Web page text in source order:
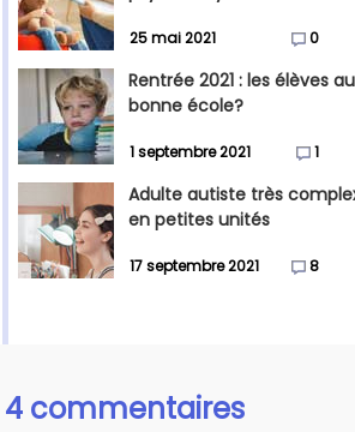
25 mai 2021 0
Rentrée 2021 : les élèves
bonne école?
1 septembre 2021 1
Adulte autiste très
en petites unités
17 septembre 2021 8
4 commentaires